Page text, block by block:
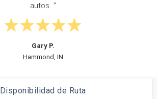
informado en todo momento.”
Kristin M.
Davenport, IA
Disponibilidad de Ruta